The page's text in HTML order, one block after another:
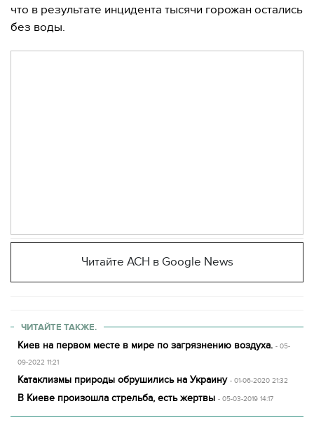
что в результате инцидента тысячи горожан остались
без воды.
Читайте АСН в Google News
ЧИТАЙТЕ ТАКЖЕ.
Киев на первом месте в мире по загрязнению воздуха. - 05-
09-2022 11:21
Катаклизмы природы обрушились на Украину - 01-06-2020 21:32
В Киеве произошла стрельба, есть жертвы - 05-03-2019 14:17